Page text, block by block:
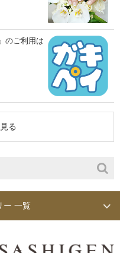
のご利用は
る
ー 一覧